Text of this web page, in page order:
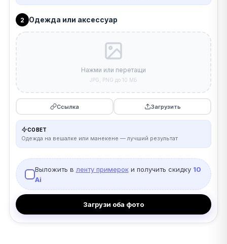
2 Одежда или аксессуар
Нажми или перетащи
JPG, PNG до 10 МБ
Ссылка Загрузить
СОВЕТ
Одежда на вешалке или манекене — лучший результат
Выложить в ленту примероки получить скидку 10
Ai
Загрузи оба фото